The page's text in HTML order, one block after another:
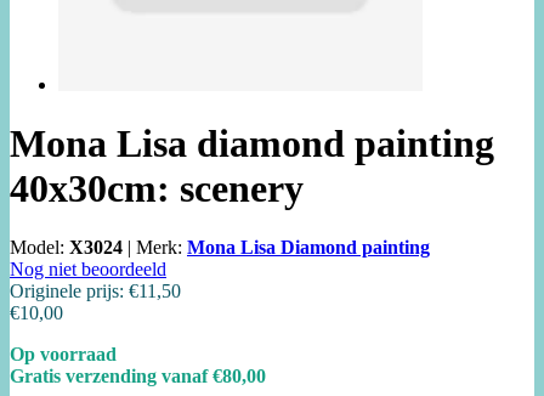
Mona Lisa diamond painting
40x30cm: scenery
Model: X3024 | Merk: Mona Lisa Diamond painting
Nog niet beoordeeld
Originele prijs: €11,50
€10,00
Op voorraad
Gratis verzending vanaf €80,00